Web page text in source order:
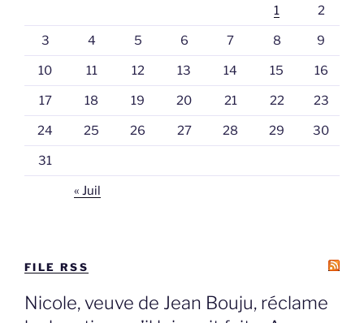
1 2
3 4 5 6 7 8 9
10 11 12 13 14 15 16
17 18 19 20 21 22 23
24 25 26 27 28 29 30
31
« Juil
FILE RSS
Nicole, veuve de Jean Bouju, réclame